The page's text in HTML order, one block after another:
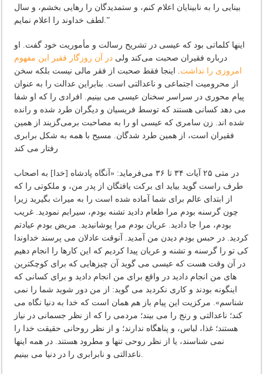
بینایی را به نابینایان اعلام کنم، و ستمدیدگان را رهایی بخشم، و سال
لطف خداوند را اعلام نمایم.”
اینها کلماتی بود که عیسی در تشریح رسالت و مأموریت خود گفت. او
درباره فقیران صحبت می‌کند ولی در آن روزگار فقیر این مفهوم
امروزی را نداشت. اینجا فقط صحبت از فقر مالی نیست بلکه سخن
از محرومیت اجتماعی و ناعدالتی است. بنابراین عدالت را به عنوان
پیام محوری در سراسر سخنان عیسی می بینیم. افرادی را که او شفا
می دهد کسانی هستند که توسط فریسیان و دیگران طرد شده و رانده
شده اند. زن سامری که عیسی او را به مصاحبت برمی‌گزیند از همین
فقیران است، از همین طرد شدگان. مسیح با همه به شکل برابری
رفتار می کند
در متی ۲۵ آیات ۳۴ تا ۳۶ می‌فرماید: «آنگاه پادشاه [خدا] به اصحاب
طرف راست گوید بیاید ای برکت یافتگان از پدر من، و ملکوتی را که
از ابتدای عالم برای شما آماده شده است را به میراث بگیرید زیرا
چون گرسنه بودم مرا طعام دادید تشنه بودم، سیرابم نمودید. غریب
بودم، مرا جا دادید. عریان بودم مرا پوشانیدید. مریض بودم عیادتم
کردید. در حبس بودم دیدن من آمدید. آنوقت عادلان می پرسند خداوندا
کی تو را گرسنه و تشنه و عریان پیدا کردیم که این کارها را انجام دهیم
در آن وقت هست که عیسی می گوید آن چیزهایی که برای کوچکترین
های من انجام دادید در واقع برای من انجام دادید و برای کسانی که
اینگونه بودند و کاری نکردید می گوید: از من دور شوید شما را نمی
شناسم». مرکزیت این پیام باز هم همان است که خدا به دنیا نگاه می
کند؛ ناعدالتی و رنج را می بیند؛ مردمی را که از نظر جسمانی در نیاز
هستند؛ غذا، لباس، و پناهگاه ندارند؛ و از نظر روحانی حقیقت خدا را
نمی شناسند، یا از نظر روحی تنها و مطرود هستند. در همه اینها
ناعدالتی و نابرابری را در دنیا می بینیم.